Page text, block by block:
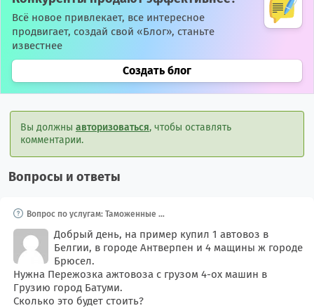
Всё новое привлекает, все интересное
продвигает, создай свой «Блог», станьте
известнее
Создать блог
Вы должны авторизоваться, чтобы оставлять
комментарии.
Вопросы и ответы
Вопрос по услугам: Таможенные и
енные Добрый день, на пример купил 1 автовоз в
Белгии, в городе Антверпен и 4 мащины ж городе
Брюсел.
Нужна Пережозка ажтовоза с грузом 4-ох машин в
Грузию город Батуми.
Сколько это будет стоить?